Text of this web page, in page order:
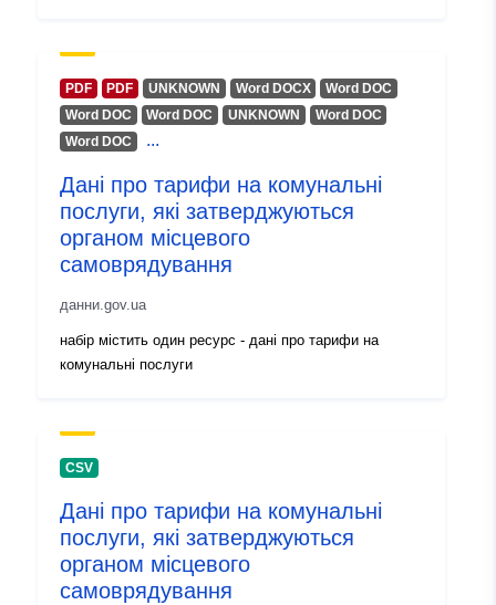
PDF PDF UNKNOWN Word DOCX
Word DOC
Word DOC
Word DOC UNKNOWN
Word DOC
Word DOC
...
Дані про тарифи на комунальні
послуги, які затверджуються
органом місцевого
самоврядування
данни.gov.ua
набір містить один ресурс - дані про тарифи на
комунальні послуги
CSV
Дані про тарифи на комунальні
послуги, які затверджуються
органом місцевого
самоврядування